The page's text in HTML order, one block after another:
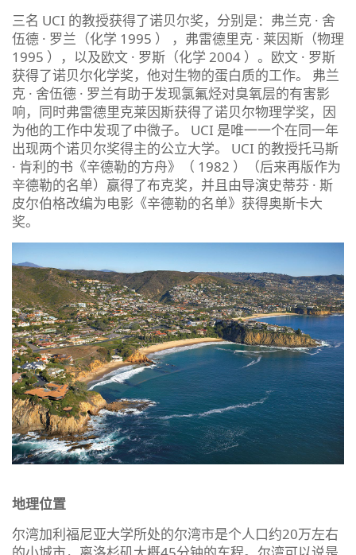
三名 UCI 的教授获得了诺贝尔奖，分别是：弗兰克 · 舍
伍德 · 罗兰（化学 1995 ） ，弗雷德里克 · 莱因斯（物理
1995 ），以及欧文 · 罗斯（化学 2004 ）。欧文 · 罗斯
获得了诺贝尔化学奖，他对生物的蛋白质的工作。 弗兰
克 · 舍伍德 · 罗兰有助于发现氯氟烃对臭氧层的有害影
响，同时弗雷德里克莱因斯获得了诺贝尔物理学奖，因
为他的工作中发现了中微子。 UCI 是唯一一个在同一年
出现两个诺贝尔奖得主的公立大学。 UCI 的教授托马斯
· 肯利的书《辛德勒的方舟》（ 1982 ）（后来再版作为
辛德勒的名单）赢得了布克奖，并且由导演史蒂芬 · 斯
皮尔伯格改编为电影《辛德勒的名单》获得奥斯卡大
奖。
地理位置
尔湾加利福尼亚大学所处的尔湾市是个人口约20万左右